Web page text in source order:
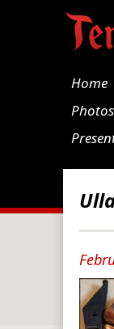
Home
Photos